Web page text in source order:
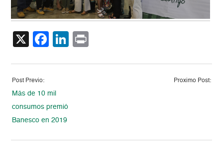
X Facebook
LinkedIn
Post Previo:
Más de 10 mil
consumos premió
Banesco en 2019
Proximo Post: